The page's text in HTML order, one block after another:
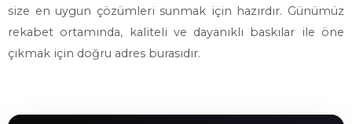
size en uygun çözümleri sunmak için hazırdır. Günümüz
rekabet ortamında, kaliteli ve dayanıklı baskılar ile öne
çıkmak için doğru adres burasıdır.